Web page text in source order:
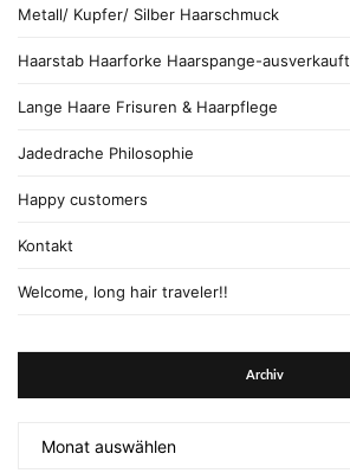
Metall/ Kupfer/ Silber Haarschmuck
Haarstab Haarforke Haarspange-ausverkauft
Lange Haare Frisuren & Haarpflege
Jadedrache Philosophie
Happy customers
Kontakt
Welcome, long hair traveler!!
Archiv